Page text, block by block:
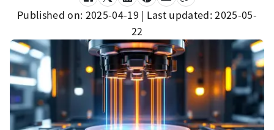
Published on: 2025-04-19 | Last updated:2025-05-
22